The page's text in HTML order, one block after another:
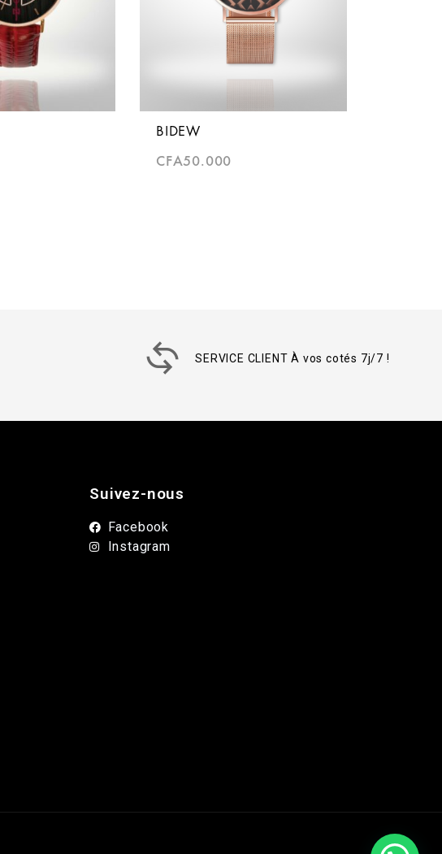
BIDEW
CFA50.000
SERVICE CLIENT À vos cotés 7j/7 !
Suivez-nous
Facebook
Instagram